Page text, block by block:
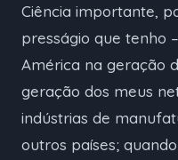
Ciência importante,
presságio que tenho
América na geração
geração dos meus
indústrias de
outros países;